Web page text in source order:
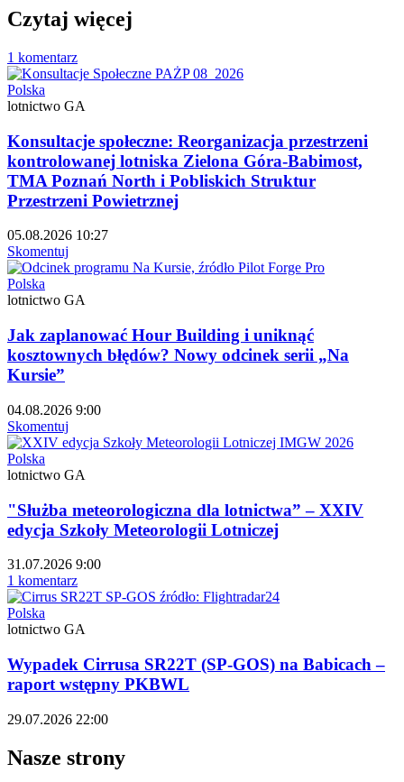
Czytaj więcej
1 komentarz
Polska
lotnictwo GA
Konsultacje społeczne: Reorganizacja przestrzeni
kontrolowanej lotniska Zielona Góra-Babimost,
TMA Poznań North i Pobliskich Struktur
Przestrzeni Powietrznej
05.08.2026 10:27
Skomentuj
Polska
lotnictwo GA
Jak zaplanować Hour Building i uniknąć
kosztownych błędów? Nowy odcinek serii „Na
Kursie”
04.08.2026 9:00
Skomentuj
Polska
lotnictwo GA
"Służba meteorologiczna dla lotnictwa” – XXIV
edycja Szkoły Meteorologii Lotniczej
31.07.2026 9:00
1 komentarz
Polska
lotnictwo GA
Wypadek Cirrusa SR22T (SP-GOS) na Babicach –
raport wstępny PKBWL
29.07.2026 22:00
Nasze strony